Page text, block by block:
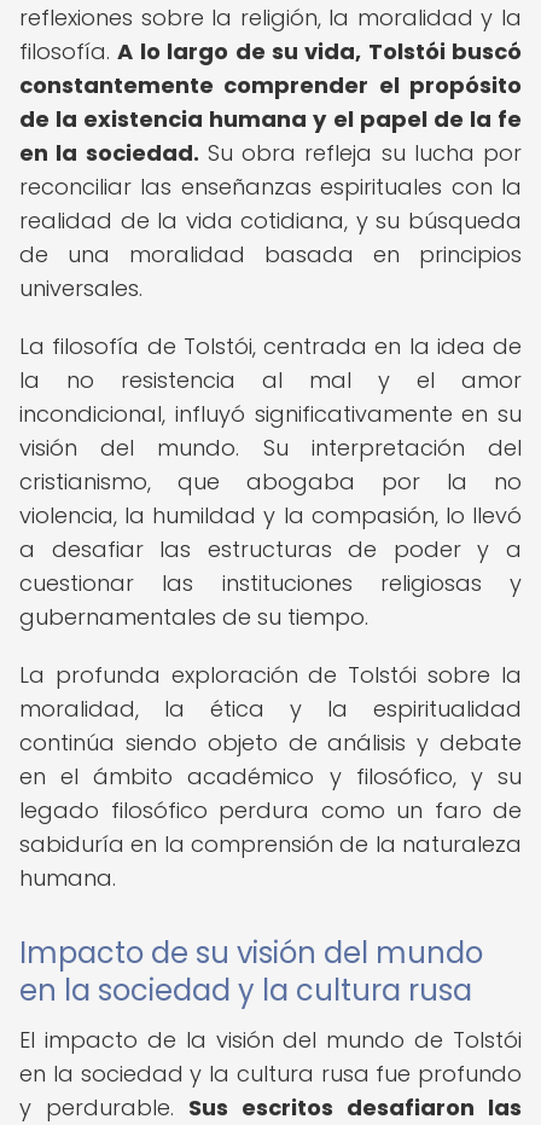
reflexiones sobre la religión, la moralidad y la
filosofía.A lo largo de su vida, Tolstói buscó
constantemente comprender el propósito
de la existencia humana y el papel de la fe
en la sociedad. Su obra refleja su lucha por
reconciliar las enseñanzas espirituales con la
realidad de la vida cotidiana, y su búsqueda
de una moralidad basada en principios
universales.
La filosofía de Tolstói, centrada en la idea de
la no resistencia al mal y el amor
incondicional, influyó significativamente en su
visión del mundo. Su interpretación del
cristianismo, que abogaba por la no
violencia, la humildad y la compasión, lo llevó
a desafiar las estructuras de poder y a
cuestionar las instituciones religiosas y
gubernamentales de su tiempo.
La profunda exploración de Tolstói sobre la
moralidad, la ética y la espiritualidad
continúa siendo objeto de análisis y debate
en el ámbito académico y filosófico, y su
legado filosófico perdura como un faro de
sabiduría en la comprensión de la naturaleza
humana.
Impacto de su visión del mundo
en la sociedad y la cultura rusa
El impacto de la visión del mundo de Tolstói
en la sociedad y la cultura rusa fue profundo
y perdurable. Sus escritos desafiaron las